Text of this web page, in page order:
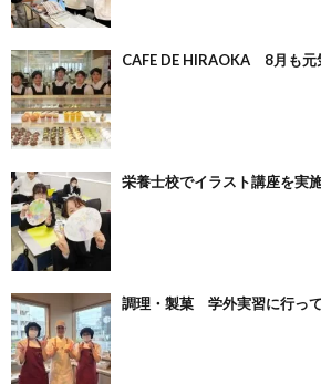
CAFE DE HIRAOKA 8月も元
栄養士校でイラスト講座を実
調理・製菓 学外実習に行って